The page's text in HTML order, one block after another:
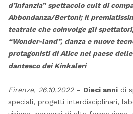
d’infanzia” spettacolo cult di
Abbondanza/Bertoni; il
teatrale che coinvolge gli
“Wonder-land”, danza e nuove
protagonisti di Alice nel paese
dantesco dei Kinkaleri
Firenze, 26.10.2022– Dieci annidi
speciali, progetti interdisciplinari,